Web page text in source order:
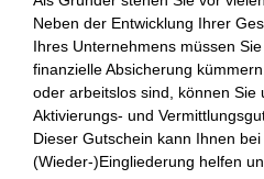
Neben der Entwicklung Ihrer
Ihres Unternehmens müssen
finanzielle Absicherung
oder arbeitslos sind, können Sie
Aktivierungs- und
Dieser Gutschein kann Ihnen
(Wieder-)Eingliederung helfen